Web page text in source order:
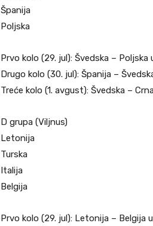
Španija
Poljska
Prvo kolo (29. jul): Švedska – Poljska
Drugo kolo (30. jul): Španija –
Treće kolo (1. avgust): Švedska –
D grupa (Viljnus)
Letonija
Turska
Italija
Belgija
Prvo kolo (29. jul): Letonija – Belgija